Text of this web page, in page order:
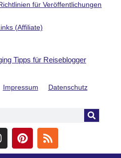
für Veröffentlichungen
(Affiliate)
Tipps für Reiseblogger
Impressum Datenschutz